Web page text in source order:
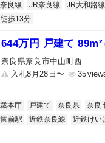
良線 JR奈良線 JR大和路線
徒歩13分
644万円 戸建て 89m²
奈良県奈良市中山町西
入札8月28日〜
35
本庁 戸建て 奈良県 奈良
前駅 近鉄奈良線
近鉄けい